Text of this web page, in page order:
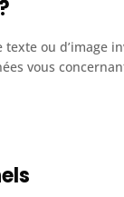
ou d’image
vous